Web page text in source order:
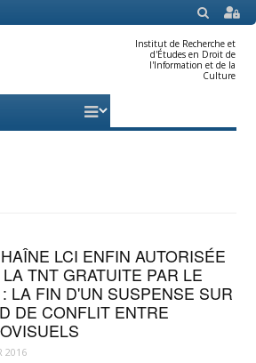
SEARCH
Institut de Recherche et
d'Études en Droit de
l'Information et de la
Culture
LCI ENFIN AUTORISÉE
TNT GRATUITE PAR LE
LA FIN D'UN SUSPENSE SUR
DE CONFLIT ENTRE
2016